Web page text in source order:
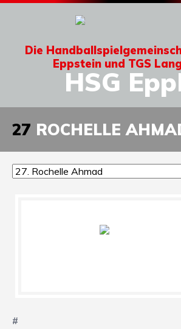
Die
Eppstein und TGS
HSG
27 ROCHELLE
#